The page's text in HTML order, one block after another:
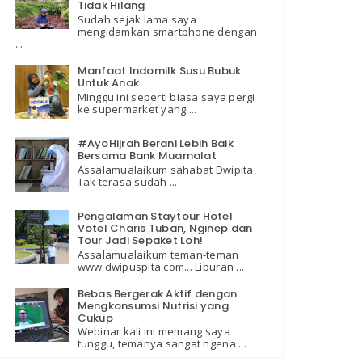
Tidak Hilang
Sudah sejak lama saya
mengidamkan smartphone dengan
...
Manfaat Indomilk Susu Bubuk
Untuk Anak
Minggu ini seperti biasa saya pergi
ke supermarket yang ...
#AyoHijrah Berani Lebih Baik
Bersama Bank Muamalat
Assalamualaikum sahabat Dwipita,
Tak terasa sudah ...
Pengalaman Staytour Hotel
Votel Charis Tuban, Nginep dan
Tour Jadi Sepaket Loh!
Assalamualaikum teman-teman
www.dwipuspita.com... Liburan ...
Bebas Bergerak Aktif dengan
Mengkonsumsi Nutrisi yang
Cukup
Webinar kali ini memang saya
tunggu, temanya sangat ngena ...